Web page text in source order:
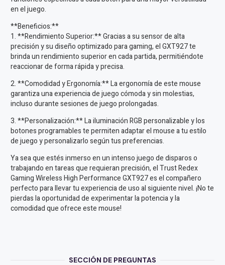
en el juego.
**Beneficios:**
1. **Rendimiento Superior:** Gracias a su sensor de alta
precisión y su diseño optimizado para gaming, el GXT927 te
brinda un rendimiento superior en cada partida, permitiéndote
reaccionar de forma rápida y precisa.
2. **Comodidad y Ergonomía:** La ergonomía de este mouse
garantiza una experiencia de juego cómoda y sin molestias,
incluso durante sesiones de juego prolongadas.
3. **Personalización:** La iluminación RGB personalizable y los
botones programables te permiten adaptar el mouse a tu estilo
de juego y personalizarlo según tus preferencias.
Ya sea que estés inmerso en un intenso juego de disparos o
trabajando en tareas que requieran precisión, el Trust Redex
Gaming Wireless High Performance GXT927 es el compañero
perfecto para llevar tu experiencia de uso al siguiente nivel. ¡No te
pierdas la oportunidad de experimentar la potencia y la
comodidad que ofrece este mouse!
SECCIÓN DE PREGUNTAS